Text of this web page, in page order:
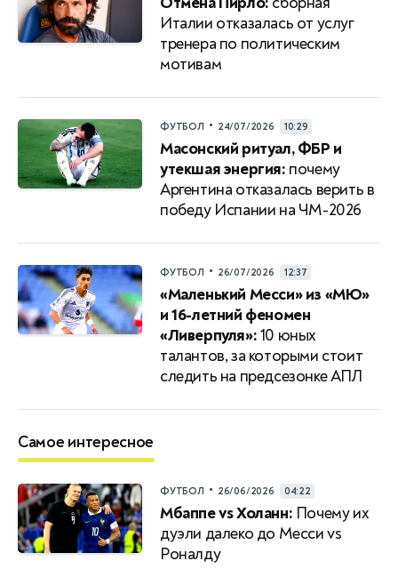
Италии отказалась от услуг
тренера по политическим
мотивам
ФУТБОЛ • 24/07/2026 10:29
Масонский ритуал, ФБР и
утекшая энергия: почему
Аргентина отказалась верить в
победу Испании на ЧМ-2026
ФУТБОЛ • 26/07/2026 12:37
«Маленький Месси» из «МЮ»
и 16-летний феномен
«Ливерпуля»:10 юных
талантов, за которыми стоит
следить на предсезонке АПЛ
Самое интересное
ФУТБОЛ • 26/06/2026 04:22
Мбаппе vs Холанн: Почему их
дуэли далеко до Месси vs
Роналду